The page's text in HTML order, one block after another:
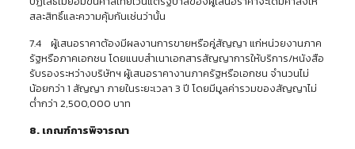
สละสิทธิ์และความคุ้มกันเช่นว่านั้น
7.4 ผู้เสนอราคาต้องมีผลงานการขายหรือคู่สัญญา แก่หน่วยงานภาค
รัฐหรือภาคเอกชน โดยแนบสำเนาเอกสารสัญญาการให้บริการ/หนังสือ
รับรองระหว่างบริษัทฯ ผู้เสนอราคางานภาครัฐหรือเอกชน จำนวนไม่
น้อยกว่า 1 สัญญา ภายในระยะเวลา 3 ปี โดยมีมูลค่ารวมของสัญญาไม่
ต่ำกว่า 2,500,000 บาท
8. เกณฑ์การพิจารณา